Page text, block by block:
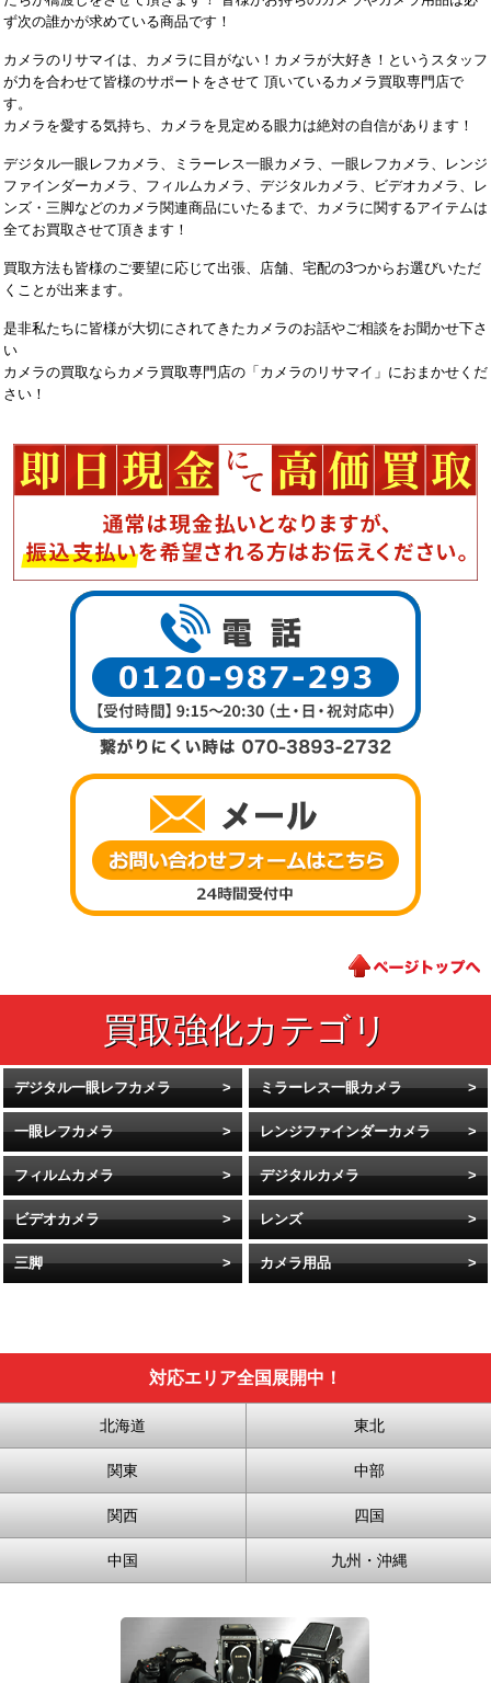
ず次の誰かが求めている商品です！
カメラのリサマイは、カメラに目がない！カメラが大好き！というスタッフ
が力を合わせて皆様のサポートをさせて 頂いているカメラ買取専門店で
す。
カメラを愛する気持ち、カメラを見定める眼力は絶対の自信があります！
デジタル一眼レフカメラ、ミラーレス一眼カメラ、一眼レフカメラ、レンジ
ファインダーカメラ、フィルムカメラ、デジタルカメラ、ビデオカメラ、レ
ンズ・三脚などのカメラ関連商品にいたるまで、カメラに関するアイテムは
全てお買取させて頂きます！
買取方法も皆様のご要望に応じて出張、店舗、宅配の3つからお選びいただ
くことが出来ます。
是非私たちに皆様が大切にされてきたカメラのお話やご相談をお聞かせ下さ
い
カメラの買取ならカメラ買取専門店の「カメラのリサマイ」におまかせくだ
さい！
デジタル一眼レフカメラ ミラーレス一眼カメラ
一眼レフカメラ レンジファインダーカメラ
フィルムカメラ デジタルカメラ
ビデオカメラ レンズ
三脚 カメラ用品
対応エリア全国展開中！
北海道 東北
関東 中部
関西 四国
中国 九州・沖縄